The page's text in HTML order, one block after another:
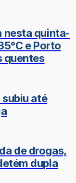
nesta quinta-
e Porto
quentes
até
de drogas,
dupla